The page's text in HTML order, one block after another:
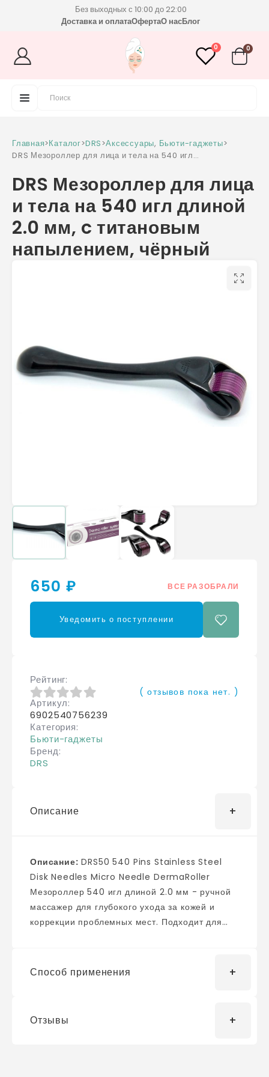
Без выходных с 10:00 до 22:00
Доставка и оплатаОфертаО насБлог
0 0
Главная>Каталог>DRS>Аксессуары, Бьюти-гаджеты>
DRS Мезороллер для лица и тела на 540 игл
чёрный
DRS Мезороллер для лица
и тела на 540 игл длиной
2.0 мм, c титановым
напылением, чёрный
650 ₽ ВСЕ РАЗОБРАЛИ
Уведомить о поступлении
Рейтинг
0из 5
( отзывов пока нет. )
Артикул
6902540756239
Категория
Бьюти-гаджеты
Бренд
DRS
Описание
Описание: DRS50 540 Pins Stainless Steel
Disk Needles Micro Needle DermaRoller
Мезороллер 540 игл длиной 2.0 мм - ручной
массажер для глубокого ухода за кожей и
коррекции проблемных мест. Подходит для
дорогостоящая процедура, как мезотерапия –
процедур, он не снимает верхний слой кожи, а
Способ применения
• Перед процедурой нужно
Отзывы